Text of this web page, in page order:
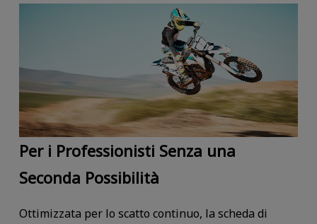
Per i Professionisti Senza una
Seconda Possibilità
Ottimizzata per lo scatto continuo, la scheda di